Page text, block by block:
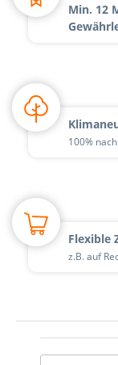
Min. 12
100%
Flexible
z.B. auf